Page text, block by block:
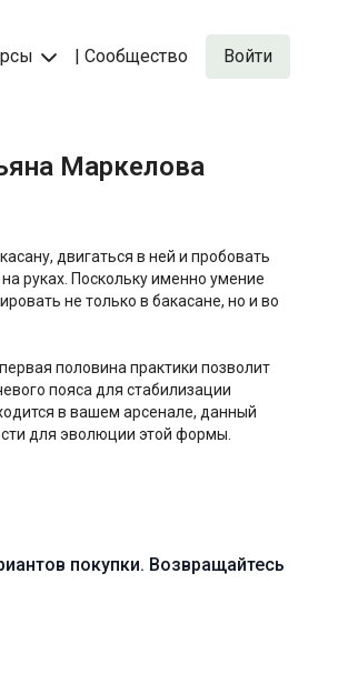
| Сообщество Войти
Маркелова
двигаться в ней и пробовать
руках. Поскольку именно умение
не только в бакасане, но и во
половина практики позволит
пояса для стабилизации
в вашем арсенале, данный
для эволюции этой формы.
покупки. Возвращайтесь